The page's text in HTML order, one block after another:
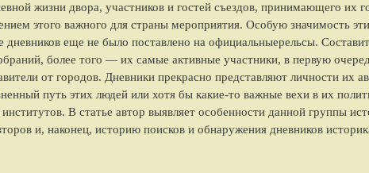
жизни двора, участников и гостей съездов, принимающего их
этого важного для страны мероприятия. Особую значимость
дневников еще не было поставлено на официальныерельсы.
более того — их самые активные участники, в первую
от городов. Дневники прекрасно представляют личности их
путь этих людей или хотя бы какие-то важные вехи в их
В статье автор выявляет особенности данной группы
и, наконец, историю поисков и обнаружения дневников